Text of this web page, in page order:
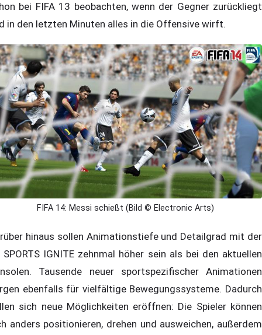
bei FIFA 13 beobachten, wenn der Gegner zurückliegt
in den letzten Minuten alles in die Offensive wirft.
FIFA 14: Messi schießt (Bild © Electronic Arts)
hinaus sollen Animationstiefe und Detailgrad mit der
SPORTS IGNITE zehnmal höher sein als bei den aktuellen
Tausende neuer sportspezifischer Animationen
ebenfalls für vielfältige Bewegungssysteme. Dadurch
sich neue Möglichkeiten eröffnen: Die Spieler können
anders positionieren, drehen und ausweichen, außerdem